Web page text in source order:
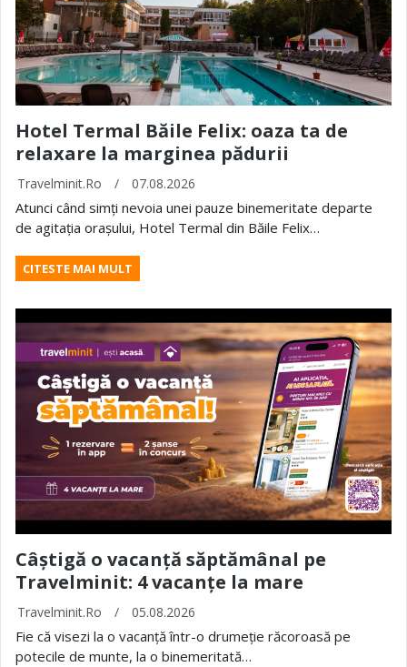
Hotel Termal Băile Felix: oaza ta de
relaxare la marginea pădurii
Travelminit.ro / 07.08.2026
Atunci când simți nevoia unei pauze binemeritate departe
de agitația orașului, Hotel Termal din Băile Felix…
CITESTE MAI MULT
Câștigă o vacanță săptămânal pe
Travelminit: 4 vacanțe la mare
Travelminit.ro / 05.08.2026
Fie că visezi la o vacanță într-o drumeție răcoroasă pe
potecile de munte, la o binemeritată…